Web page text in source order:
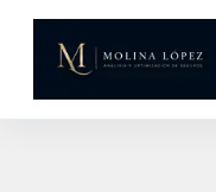
Saltar
contenido